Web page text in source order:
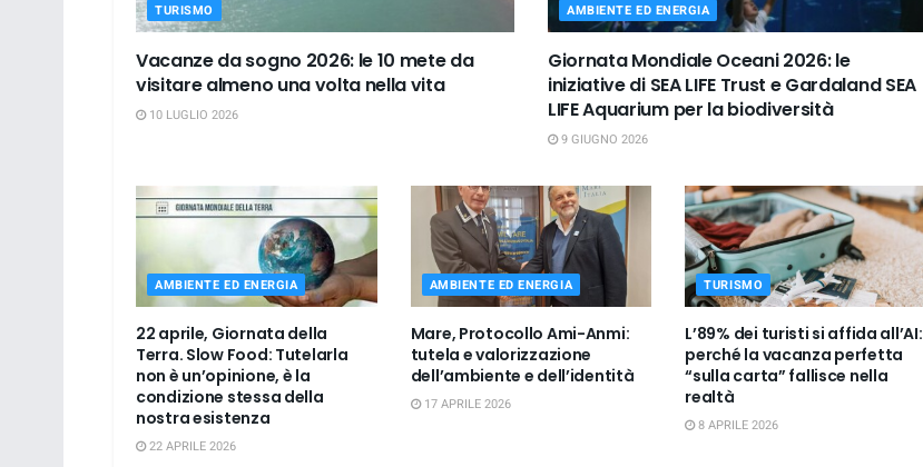
TURISMO
Vacanze da sogno 2026: le 10 mete da
visitare almeno una volta nella vita
10 LUGLIO 2026
AMBIENTE ED ENERGIA
Giornata Mondiale Oceani 2026: le
iniziative di SEA LIFE Trust e Gardaland SEA
LIFE Aquarium per la biodiversità
9 GIUGNO 2026
AMBIENTE ED ENERGIA
22 aprile, Giornata della
Terra. Slow Food: Tutelarla
non è un’opinione, è la
condizione stessa della
nostra esistenza
22 APRILE 2026
AMBIENTE ED ENERGIA
Mare, Protocollo Ami-Anmi:
tutela e valorizzazione
dell’ambiente e dell’identità
17 APRILE 2026
TURISMO
L’89% dei turisti si affida all’AI:
perché la vacanza perfetta
“sulla carta” fallisce nella
realtà
8 APRILE 2026